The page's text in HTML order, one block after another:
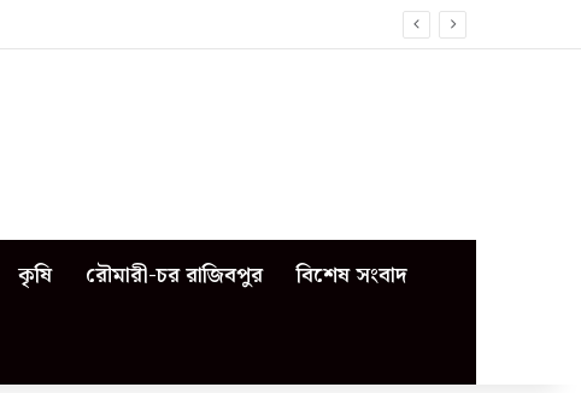
কৃষি রৌমারী-চর রাজিবপুর বিশেষ সংবাদ